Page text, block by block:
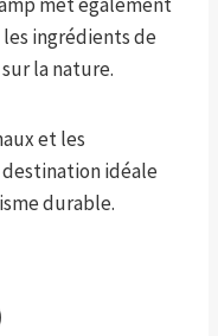
ingrédients de
la nature.
et les
idéale
durable.